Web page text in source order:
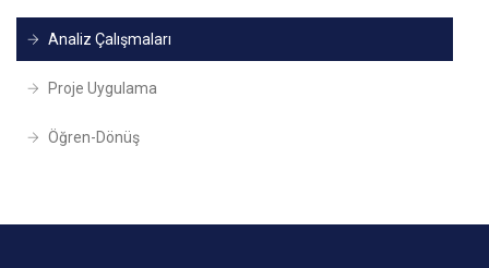
Analiz Çalışmaları
Proje Uygulama
Öğren-Dönüş